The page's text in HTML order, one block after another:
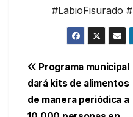
#LabioFisurado
Navegación
de
Programa municipal
dará kits de alimentos
de manera periódica a